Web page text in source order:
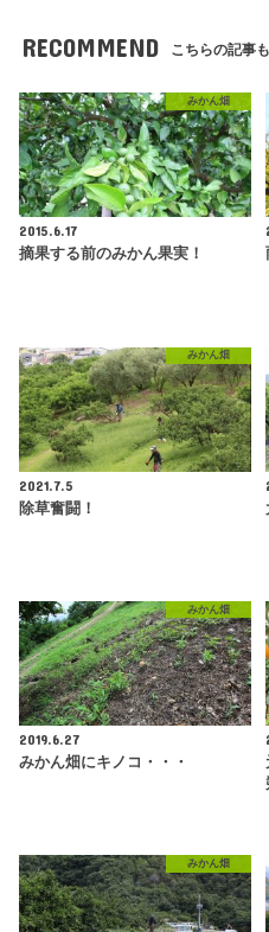
RECOMMEND こちらの記事
みかん畑
2015.6.17
摘果する前のみかん果実！
みかん畑
2021.7.5
除草奮闘！
みかん畑
2019.6.27
みかん畑にキノコ・・・
みかん畑